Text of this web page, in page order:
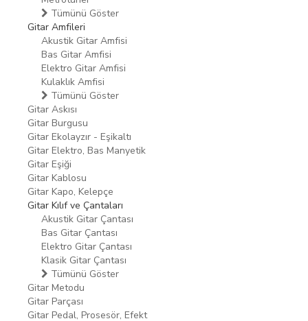
Tümünü Göster
Gitar Amfileri
Akustik Gitar Amfisi
Bas Gitar Amfisi
Elektro Gitar Amfisi
Kulaklık Amfisi
Tümünü Göster
Gitar Askısı
Gitar Burgusu
Gitar Ekolayzır - Eşikaltı
Gitar Elektro, Bas Manyetik
Gitar Eşiği
Gitar Kablosu
Gitar Kapo, Kelepçe
Gitar Kılıf ve Çantaları
Akustik Gitar Çantası
Bas Gitar Çantası
Elektro Gitar Çantası
Klasik Gitar Çantası
Tümünü Göster
Gitar Metodu
Gitar Parçası
Gitar Pedal, Prosesör, Efekt